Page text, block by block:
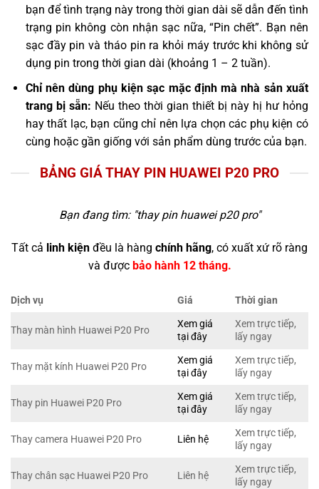
bạn để tình trạng này trong thời gian dài sẽ dẫn đến tình
trạng pin không còn nhận sạc nữa, “Pin chết”. Bạn nên
sạc đầy pin và tháo pin ra khỏi máy trước khi không sử
dụng pin trong thời gian dài (khoảng 1 – 2 tuần).
Chỉ nên dùng phụ kiện sạc mặc định mà nhà sản xuất
trang bị sẵn: Nếu theo thời gian thiết bị này hị hư hỏng
hay thất lạc, bạn cũng chỉ nên lựa chọn các phụ kiện có
cùng hoặc gần giống với sản phẩm dùng trước của bạn.
BẢNG GIÁ THAY PIN HUAWEI P20 PRO
Bạn đang tìm: "thay pin huawei p20 pro"
Tất cả linh kiện đều là hàng chính hãng, có xuất xứ rõ ràng
và được bảo hành 12 tháng.
Dịch vụ Giá Thời gian
Thay màn hình Huawei P20 Pro
Xem giá
tại đây
Xem trực tiếp,
lấy ngay
Thay mặt kính Huawei P20 Pro
Xem giá
tại đây
Xem trực tiếp,
lấy ngay
Thay pin Huawei P20 Pro
Xem giá
tại đây
Xem trực tiếp,
lấy ngay
Thay camera Huawei P20 Pro Liên hệ
Xem trực tiếp,
lấy ngay
Thay chân sạc Huawei P20 Pro Liên hệ
Xem trực tiếp,
lấy ngay